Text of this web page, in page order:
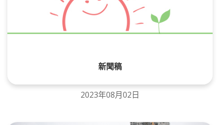
新聞稿
2023年08月02日